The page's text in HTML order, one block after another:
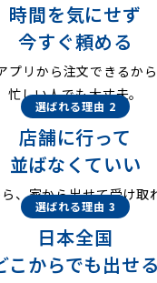
時間を気にせず
今すぐ頼める
プリから注文できるか
忙しい人でも大丈夫。
選ばれる理由 2
店舗に行って
並ばなくていい
、家から出せて受け取
選ばれる理由 3
日本全国
こからでも出せる